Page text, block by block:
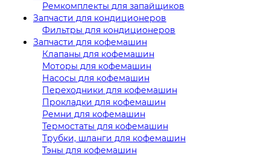
Ремкомплекты для запайщиков
Запчасти для кондиционеров
Фильтры для кондиционеров
Запчасти для кофемашин
Клапаны для кофемашин
Моторы для кофемашин
Насосы для кофемашин
Переходники для кофемашин
Прокладки для кофемашин
Ремни для кофемашин
Термостаты для кофемашин
Трубки, шланги для кофемашин
Тэны для кофемашин